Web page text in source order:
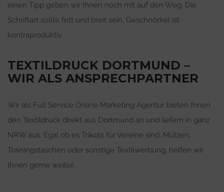
einen Tipp geben wir Ihnen noch mit auf den Weg: Die
Schriftart sollte fett und breit sein, Geschnörkel ist
kontraproduktiv.
TEXTILDRUCK DORTMUND –
WIR ALS ANSPRECHPARTNER
Wir als Full Service Online Marketing Agentur bieten Ihnen
den Textildruck direkt aus Dortmund an und liefern in ganz
NRW aus. Egal ob es Trikots für Vereine sind, Mützen,
Trainingstaschen oder sonstige Textilwerbung, helfen wir
Ihnen gerne weiter.